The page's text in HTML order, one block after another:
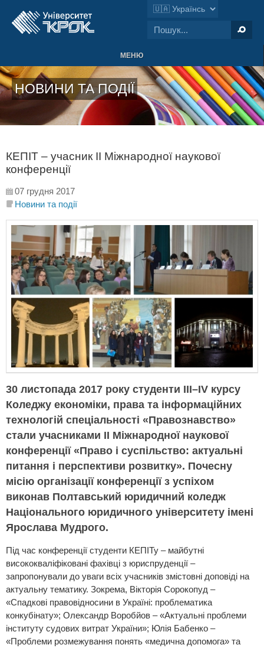
МЕНЮ
НОВИНИ ТА ПОДІЇ
КЕПІТ – учасник II Міжнародної наукової
конференції
07 грудня 2017
Новини та події
30 листопада 2017 року студенти III–IV курсу
Коледжу економіки, права та інформаційних
технологій спеціальності «Правознавство»
стали учасниками II Міжнародної наукової
конференції «Право і суспільство: актуальні
питання і перспективи розвитку». Почесну
місію організації конференції з успіхом
виконав Полтавський юридичний коледж
Національного юридичного університету імені
Ярослава Мудрого.
Під час конференції студенти КЕПІТу – майбутні
висококваліфіковані фахівці з юриспруденції –
запропонували до уваги всіх учасників змістовні доповіді на
актуальну тематику. Зокрема, Вікторія Сорокопуд –
«Спадкові правовідносини в Україні: проблематика
конкубінату»; Олександр Воробйов – «Актуальні проблеми
інституту судових витрат України»; Юлія Бабенко –
«Проблеми розмежування понять «медична допомога» та